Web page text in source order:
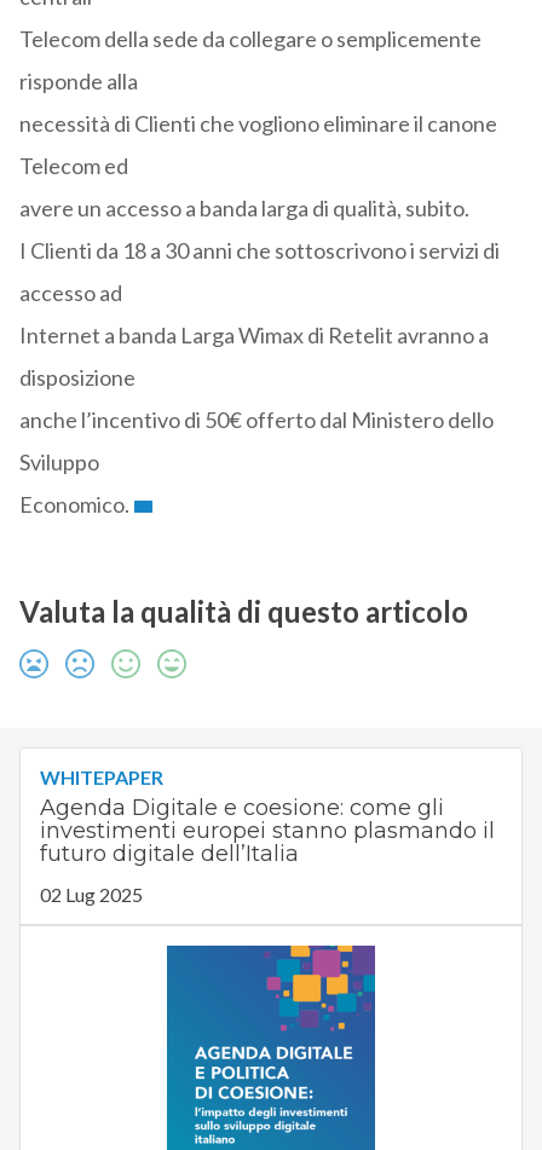
Telecom della sede da collegare o semplicemente
risponde alla
necessità di Clienti che vogliono eliminare il canone
Telecom ed
avere un accesso a banda larga di qualità, subito.
I Clienti da 18 a 30 anni che sottoscrivono i servizi di
accesso ad
Internet a banda Larga Wimax di Retelit avranno a
disposizione
anche l’incentivo di 50€ offerto dal Ministero dello
Sviluppo
Economico.
Valuta la qualità di questo articolo
WHITEPAPER
Agenda Digitale e coesione: come gli
investimenti europei stanno plasmando il
futuro digitale dell’Italia
02 Lug 2025